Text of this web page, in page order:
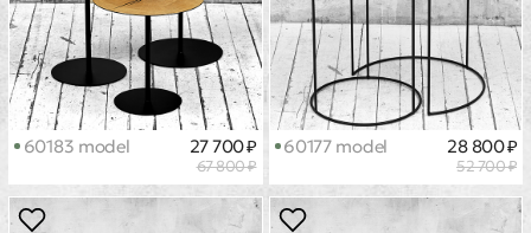
60183 model
67 800 ₽
27 700 ₽ 60177 model
52 700 ₽
28 800 ₽